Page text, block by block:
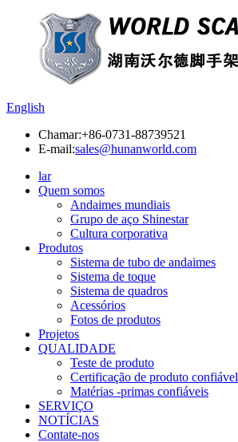
English
Chamar:+86-0731-88739521
E-mail:sales@hunanworld.com
lar
Quem somos
Andaimes mundiais
Grupo de aço Shinestar
Cultura corporativa
Produtos
Sistema de tubo de andaimes
Sistema de toque
Sistema de quadros
Acessórios
Fotos de produtos
Projetos
QUALIDADE
Teste de produto
Certificação de produto confiável
Matérias -primas confiáveis
SERVIÇO
NOTÍCIAS
Contate-nos